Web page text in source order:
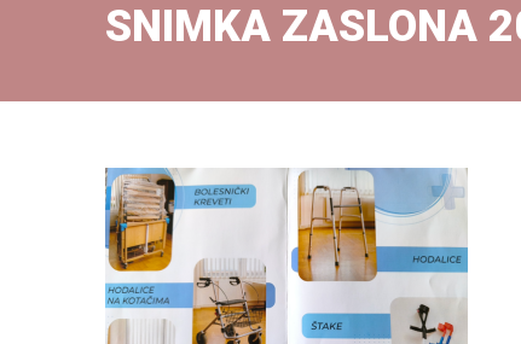
SNIMKA ZASLONA